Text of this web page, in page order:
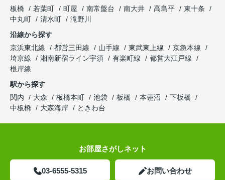
板橋
若葉町 町屋 南常盤台 南大井 高島平
東十条
中丸町
清水町
滝野川
沿線から探す
京浜東北線
都営三田線 山手線 東武東上線
京急本線
埼京線
湘南新宿ライン宇須 有楽町線
都営大江戸線
根岸線
駅から探す
関内
大森 板橋本町 池袋 板橋 本蓮沼
下板橋
中板橋
大森海岸 ときわ台
お部屋さがしネット
03-6555-5315 お問い合わせ